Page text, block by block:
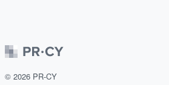
© 2026 PR-CY